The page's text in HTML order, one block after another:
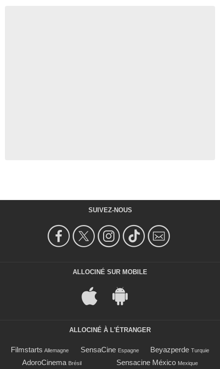
SUIVEZ-NOUS
ALLOCINÉ SUR MOBILE
ALLOCINÉ À L'ÉTRANGER
Filmstarts Allemagne SensaCine Espagne Beyazperde Turquie
AdoroCinema Brésil Sensacine México Mexique